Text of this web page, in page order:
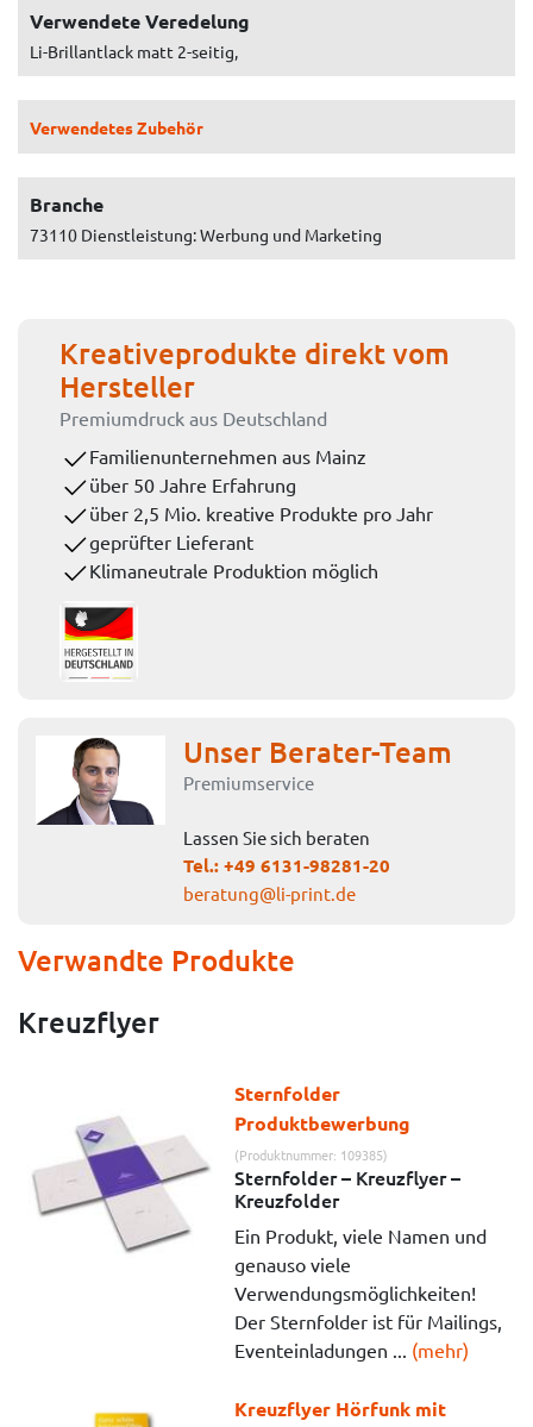
Verwendete Veredelung
Li-Brillantlack matt 2-seitig,
Verwendetes Zubehör
Branche
73110 Dienstleistung: Werbung und Marketing
Kreativeprodukte direkt vom
Hersteller
Premiumdruck aus Deutschland
Familienunternehmen aus Mainz
über 50 Jahre Erfahrung
über 2,5 Mio. kreative Produkte pro Jahr
geprüfter Lieferant
Klimaneutrale Produktion möglich
Unser Berater-Team
Premiumservice
Lassen Sie sich beraten
Tel.:+49 6131-98281-20
beratung@li-print.de
Verwandte Produkte
Kreuzflyer
Sternfolder
Produktbewerbung
(Produktnummer: 109385)
Sternfolder – Kreuzflyer –
Kreuzfolder
Ein Produkt, viele Namen und
genauso viele
Verwendungsmöglichkeiten!
Der Sternfolder ist für Mailings,
Eventeinladungen ... (mehr)
Kreuzflyer Hörfunk mit